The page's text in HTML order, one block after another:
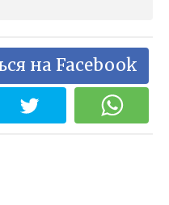
на Facebook